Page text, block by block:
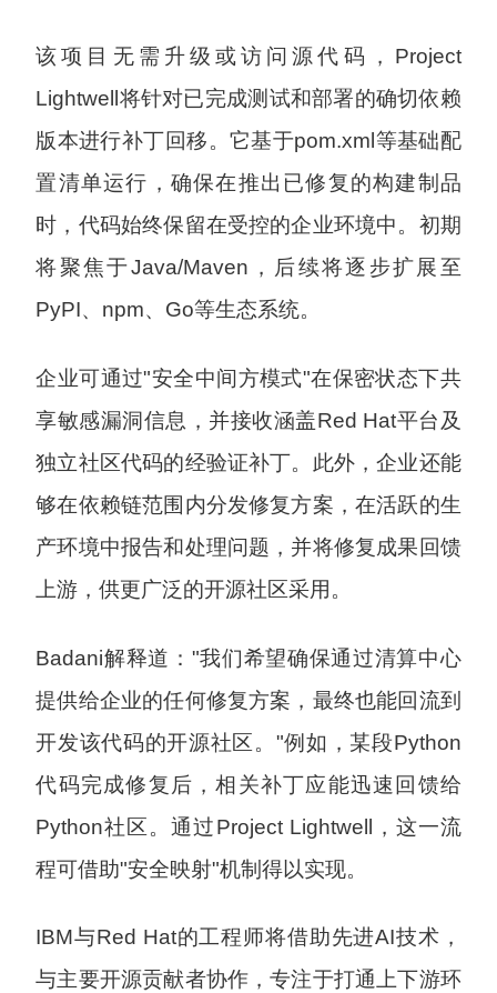
该项目无需升级或访问源代码，Project
Lightwell将针对已完成测试和部署的确切依赖
版本进行补丁回移。它基于pom.xml等基础配
置清单运行，确保在推出已修复的构建制品
时，代码始终保留在受控的企业环境中。初期
将聚焦于Java/Maven，后续将逐步扩展至
PyPI、npm、Go等生态系统。
企业可通过"安全中间方模式"在保密状态下共
享敏感漏洞信息，并接收涵盖Red Hat平台及
独立社区代码的经验证补丁。此外，企业还能
够在依赖链范围内分发修复方案，在活跃的生
产环境中报告和处理问题，并将修复成果回馈
上游，供更广泛的开源社区采用。
Badani解释道："我们希望确保通过清算中心
提供给企业的任何修复方案，最终也能回流到
开发该代码的开源社区。"例如，某段Python
代码完成修复后，相关补丁应能迅速回馈给
Python社区。通过Project Lightwell，这一流
程可借助"安全映射"机制得以实现。
IBM与Red Hat的工程师将借助先进AI技术，
与主要开源贡献者协作，专注于打通上下游环